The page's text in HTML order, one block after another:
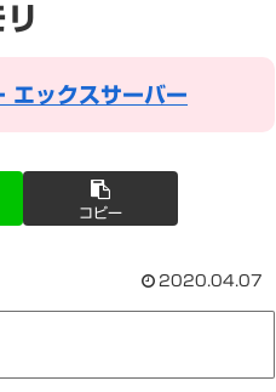
エックスサーバー
コピー
2020.04.07